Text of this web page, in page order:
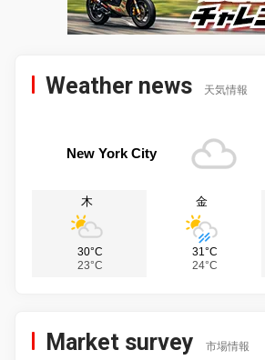
Weather news 天気情報
New York City
木
30°C
23°C
金
31°C
24°C
Market survey 市場情報